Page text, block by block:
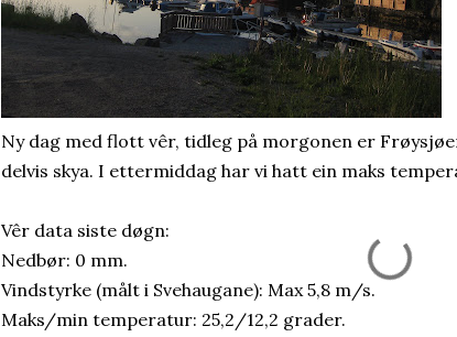
Ny dag med flott vêr, tidleg på morgonen er
delvis skya. I ettermiddag har vi hatt ein maks
Vêr data siste døgn:
Nedbør: 0 mm.
Vindstyrke (målt i Svehaugane): Max 5,8 m/s.
Maks/min temperatur: 25,2/12,2 grader.